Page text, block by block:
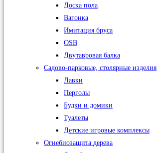
Доска пола
Вагонка
Имитация бруса
OSB
Двутавровая балка
Садово-парковые, столярные изделия
Лавки
Перголы
Будки и домики
Туалеты
Детские игровые комплексы
Огнебиозащита дерева